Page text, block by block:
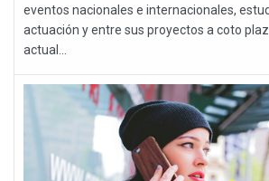
eventos nacionales e internacionales,
actuación y entre sus proyectos a coto
actual...